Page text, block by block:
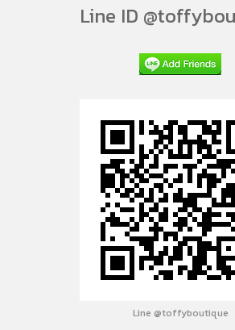
Line ID
Line @toffyboutique